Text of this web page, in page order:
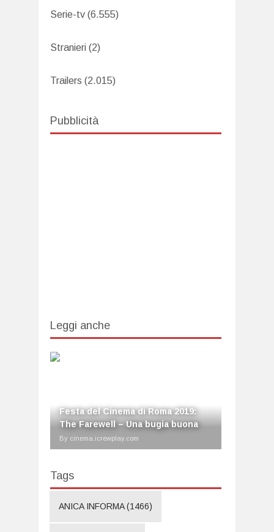
Serie-tv (6.555)
Stranieri (2)
Trailers (2.015)
Pubblicità
Leggi anche
Festa del Cinema di Roma 2019:
The Farewell – Una bugia buona
By cinema.icrewplay.com
Tags
ANICA INFORMA(1466)